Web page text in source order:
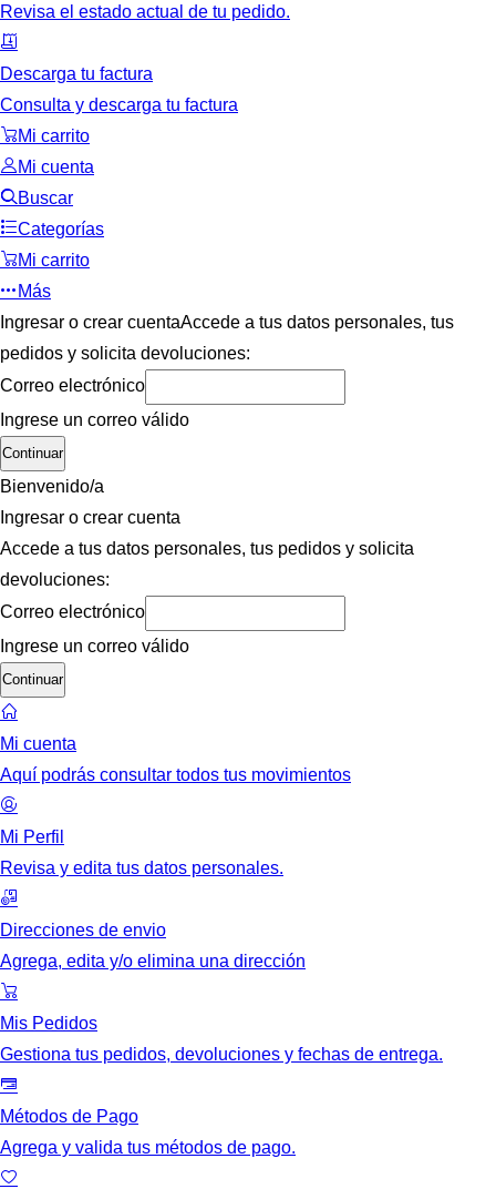
Revisa el estado actual de tu pedido.
Descarga tu factura
Consulta y descarga tu factura
Mi carrito
Mi cuenta
Buscar
Categorías
Mi carrito
Más
Ingresar o crear cuentaAccede a tus datos personales, tus
pedidos y solicita devoluciones:
Correo electrónico
Ingrese un correo válido
Continuar
Bienvenido/a
Ingresar o crear cuenta
Accede a tus datos personales, tus pedidos y solicita
devoluciones:
Correo electrónico
Ingrese un correo válido
Continuar
Mi cuenta
Aquí podrás consultar todos tus movimientos
Mi Perfil
Revisa y edita tus datos personales.
Direcciones de envio
Agrega, edita y/o elimina una dirección
Mis Pedidos
Gestiona tus pedidos, devoluciones y fechas de entrega.
Métodos de Pago
Agrega y valida tus métodos de pago.